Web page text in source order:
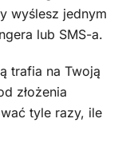
wyślesz jednym
lub SMS-a.
trafia na Twoją
złożenia
tyle razy, ile